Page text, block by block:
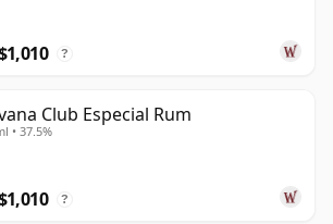
?
Club Especial Rum
• 37.5%
?